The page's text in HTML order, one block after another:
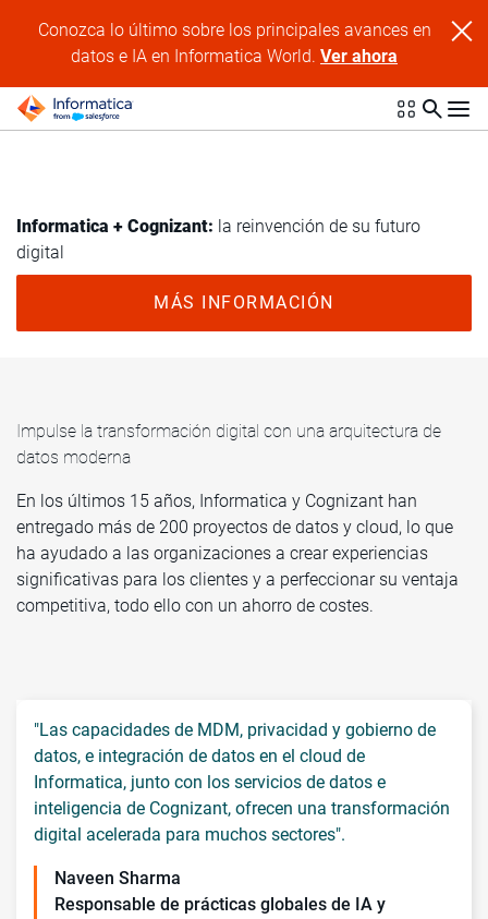
Conozca lo último sobre los principales avances en
datos e IA en Informatica World.Ver ahora
Informatica + Cognizant: la reinvención de su futuro
digital
MÁS INFORMACIÓN
Impulse la transformación digital con una arquitectura de
datos moderna
En los últimos 15 años, Informatica y Cognizant han
entregado más de 200 proyectos de datos y cloud, lo que
ha ayudado a las organizaciones a crear experiencias
significativas para los clientes y a perfeccionar su ventaja
competitiva, todo ello con un ahorro de costes.
"Las capacidades de MDM, privacidad y gobierno de
datos, e integración de datos en el cloud de
Informatica, junto con los servicios de datos e
inteligencia de Cognizant, ofrecen una transformación
digital acelerada para muchos sectores".
Naveen Sharma
Responsable de prácticas globales de IA y